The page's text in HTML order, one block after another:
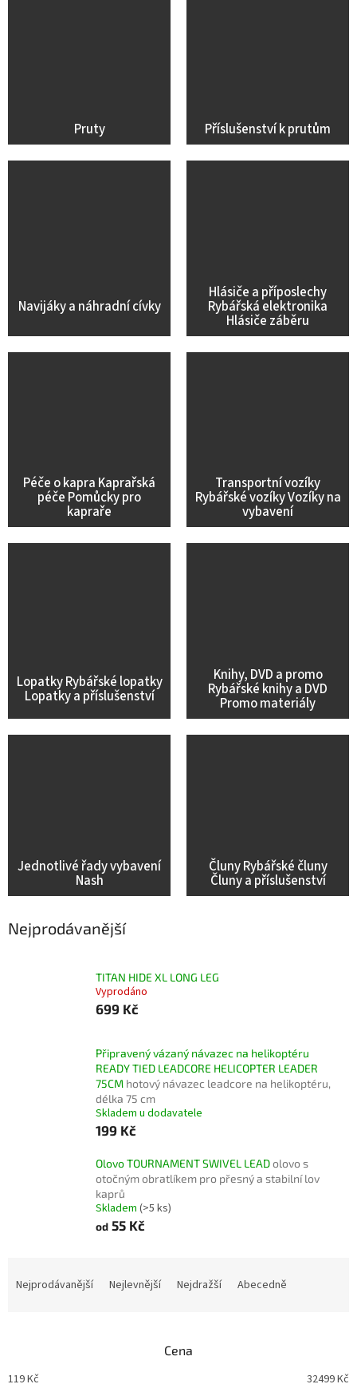
Pruty Příslušenství k prutům
Navijáky a náhradní cívky
Hlásiče a příposlechy
Rybářská elektronika
Hlásiče záběru
Péče o kapra Kaprařská
péče Pomůcky pro
kapraře
Transportní vozíky
Rybářské vozíky Vozíky na
vybavení
Lopatky Rybářské lopatky
Lopatky a příslušenství
Knihy, DVD a promo
Rybářské knihy a DVD
Promo materiály
Jednotlivé řady vybavení
Nash
Čluny Rybářské čluny
Čluny a příslušenství
Nejprodávanější
TITAN HIDE XL LONG LEG
Vyprodáno
699 Kč
Připravený vázaný návazec na helikoptéru
READY TIED LEADCORE HELICOPTER LEADER
75CM hotový návazec leadcore na helikoptéru,
délka 75 cm
Skladem u dodavatele
199 Kč
Olovo TOURNAMENT SWIVEL LEADolovo s
otočným obratlíkem pro přesný a stabilní lov
kaprů
Skladem (>5 ks)
od 55 Kč
p
Nejprodávanější Nejlevnější Nejdražší Abecedně
Cena
119Kč 32499Kč